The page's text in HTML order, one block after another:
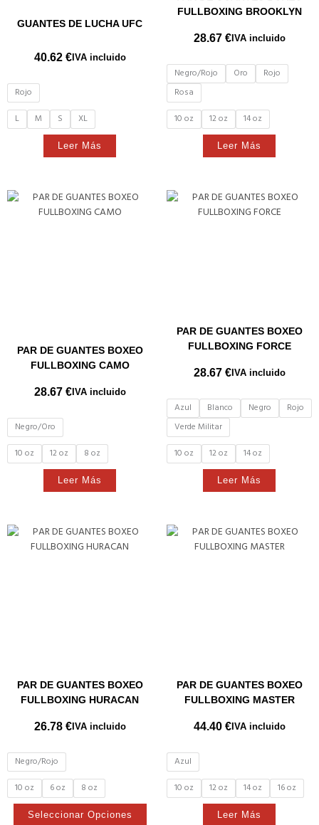
GUANTES DE LUCHA UFC
40.62 €IVA incluido
Rojo
L
M S XL
Leer Más
FULLBOXING BROOKLYN
28.67 €IVA incluido
Negro/Rojo Oro
Rojo
Rosa
10 oz
12 oz 14 oz
Leer Más
PAR DE GUANTES BOXEO
FULLBOXING CAMO
28.67 €IVA incluido
Negro/Oro
10 oz
12 oz 8 oz
Leer Más
PAR DE GUANTES BOXEO
FULLBOXING FORCE
28.67 €IVA incluido
Azul Blanco Negro
Rojo
Verde Militar
10 oz
12 oz 14 oz
Leer Más
PAR DE GUANTES BOXEO
FULLBOXING HURACAN
26.78 €IVA incluido
Negro/Rojo
10 oz
6 oz 8 oz
Seleccionar Opciones
Este
producto
en
la
de
PAR DE GUANTES BOXEO
FULLBOXING MASTER
44.40 €IVA incluido
Azul
10 oz
12 oz 14 oz 16 oz
Leer Más